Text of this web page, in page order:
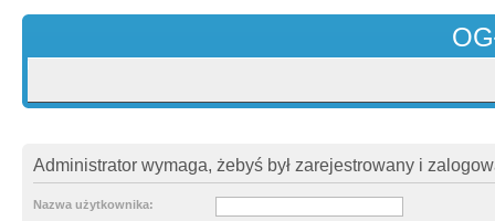
Administrator wymaga, żebyś był zarejestrowany i
Nazwa użytkownika: